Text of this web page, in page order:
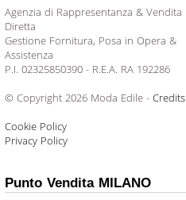
Agenzia di Rappresentanza & Vendita
Diretta
Gestione Fornitura, Posa in Opera &
Assistenza
P.I. 02325850390 - R.E.A. RA 192286
© Copyright 2026 Moda Edile - Credits
Cookie Policy
Privacy Policy
Punto Vendita MILANO